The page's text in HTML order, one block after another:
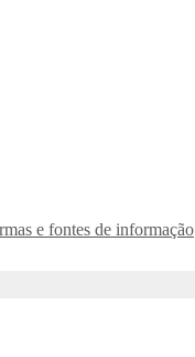
e fontes de informação